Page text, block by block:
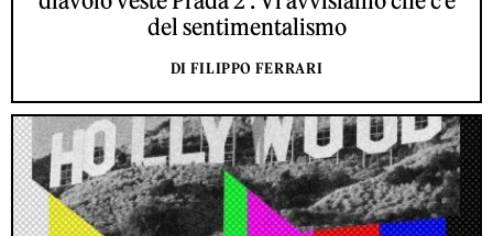
del sentimentalismo
DI FILIPPO FERRARI